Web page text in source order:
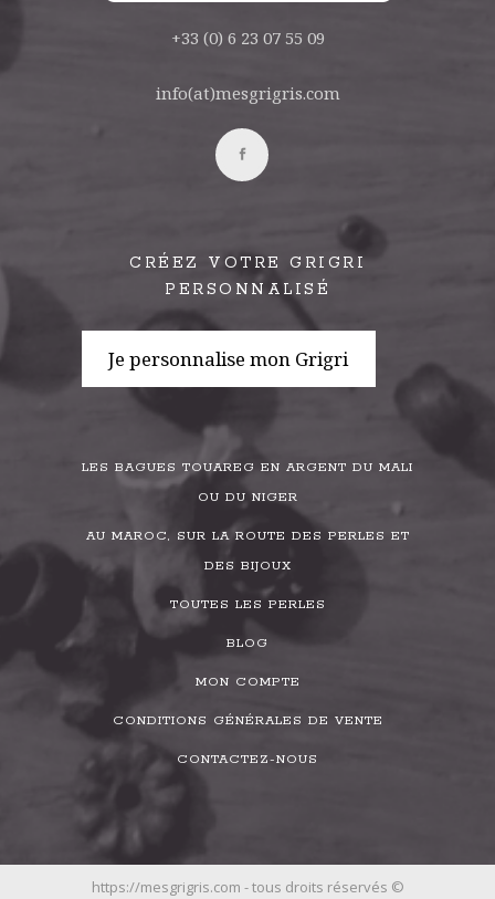
+33 (0) 6 23 07 55 09
info(at)mesgrigris.com
CRÉEZ VOTRE GRIGRI
PERSONNALISÉ
Je personnalise mon Grigri
LES BAGUES TOUAREG EN ARGENT DU MALI
OU DU NIGER
AU MAROC, SUR LA ROUTE DES PERLES ET
DES BIJOUX
TOUTES LES PERLES
BLOG
MON COMPTE
CONDITIONS GÉNÉRALES DE VENTE
CONTACTEZ-NOUS
https://mesgrigris.com - tous droits réservés ©